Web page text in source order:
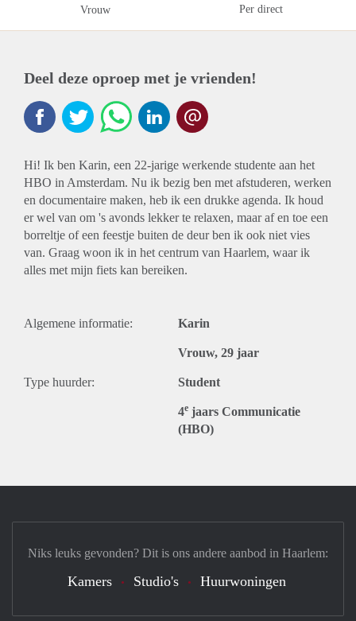
Vrouw Per direct
Deel deze oproep met je vrienden!
Hi! Ik ben Karin, een 22-jarige werkende studente aan het
HBO in Amsterdam. Nu ik bezig ben met afstuderen, werken
en documentaire maken, heb ik een drukke agenda. Ik houd
er wel van om 's avonds lekker te relaxen, maar af en toe een
borreltje of een feestje buiten de deur ben ik ook niet vies
van. Graag woon ik in het centrum van Haarlem, waar ik
alles met mijn fiets kan bereiken.
Algemene informatie: Karin
Vrouw, 29 jaar
Type huurder: Student
4e jaars Communicatie
(HBO)
Niks leuks gevonden? Dit is ons andere aanbod in Haarlem:
Kamers Studio's Huurwoningen